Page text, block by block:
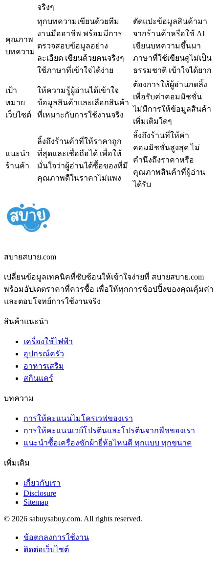
จริงๆ
คุณภาพ
บทความ
ทุกบทความเขียนด้วยทีม
งานมืออาชีพ พร้อมมีการ
ตรวจสอบข้อมูลอย่าง
ละเอียด เขียนด้วยคนจริงๆ
ใช้ภาษาที่เข้าใจได้ง่าย
ตัดแปะข้อมูลสินค้ามา
จากร้านค้าหรือใช้ AI
เขียนบทความขึ้นมา
ภาษาที่ใช้เขียนดูไม่เป็น
ธรรมชาติ เข้าใจได้ยาก
เป้า
หมาย
เว็บไซต์
ให้ความรู้ผู้อ่านได้เข้าใจ
ข้อมูลสินค้าและเลือกสินค้า
ที่เหมาะกับการใช้งานจริง
ต้องการให้ผู้อ่านกดลิ้ง
เพื่อรับค่าคอมมิชชั่น
ไม่มีการให้ข้อมูลสินค้า
เพิ่มเติมใดๆ
แนะนำ
ร้านค้า
ลิ้งถึงร้านค้าที่ให้ราคาถูก
ที่สุดและเชื่อถือได้ เพื่อให้
มั่นใจว่าผู้อ่านได้ซื้อของที่มี
คุณภาพดีในราคาไม่แพง
ลิ้งถึงร้านที่ให้ค่า
คอมมิชชั่นสูงสุด ไม่
คำนึงถึงราคาหรือ
คุณภาพสินค้าที่ผู้อ่าน
ได้รับ
สบายสบาย.com
เปลี่ยนข้อมูลเทคนิคที่ซับซ้อนให้เข้าใจง่ายที่ สบายสบาย.com
พร้อมอัปเดตราคาที่ควรซื้อ เพื่อให้ทุกการช้อปปิ้งของคุณคุ้มค่า
และตอบโจทย์การใช้งานจริง
สินค้าแนะนำ
เครื่องใช้ไฟฟ้า
อุปกรณ์ครัว
อาหารเสริม
สกินแคร์
บทความ
การให้คะแนนไมโครเวฟของเรา
การให้คะแนนเวย์โปรตีนและโปรตีนจากพืชของเรา
แนะนำซื้อเครื่องซักผ้ายี่ห้อไหนดี ทุกแบบ ทุกขนาด
เพิ่มเติม
เกี่ยวกับเรา
Disclosure
Sitemap
© 2026 sabuysabuy.com. All rights reserved.
ข้อตกลงการใช้งาน
ติดต่อเว็บไซต์